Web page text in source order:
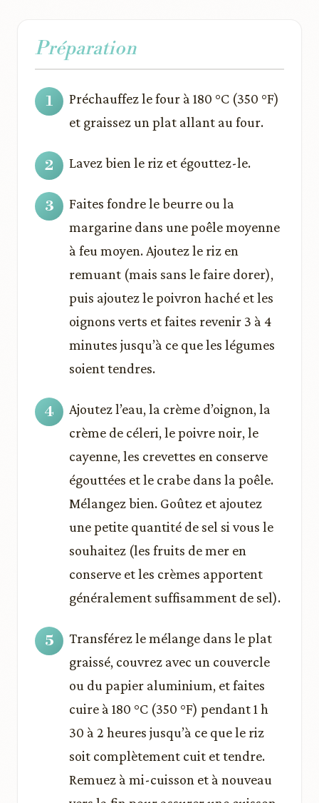
Préparation
Préchauffez le four à 180 °C (350 °F)
et graissez un plat allant au four.
Lavez bien le riz et égouttez-le.
Faites fondre le beurre ou la
margarine dans une poêle moyenne
à feu moyen. Ajoutez le riz en
remuant (mais sans le faire dorer),
puis ajoutez le poivron haché et les
oignons verts et faites revenir 3 à 4
minutes jusqu’à ce que les légumes
soient tendres.
Ajoutez l’eau, la crème d’oignon, la
crème de céleri, le poivre noir, le
cayenne, les crevettes en conserve
égouttées et le crabe dans la poêle.
Mélangez bien. Goûtez et ajoutez
une petite quantité de sel si vous le
souhaitez (les fruits de mer en
conserve et les crèmes apportent
généralement suffisamment de sel).
Transférez le mélange dans le plat
graissé, couvrez avec un couvercle
ou du papier aluminium, et faites
cuire à 180 °C (350 °F) pendant 1 h
30 à 2 heures jusqu’à ce que le riz
soit complètement cuit et tendre.
Remuez à mi-cuisson et à nouveau